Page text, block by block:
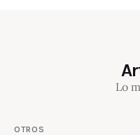
Lo
OTROS